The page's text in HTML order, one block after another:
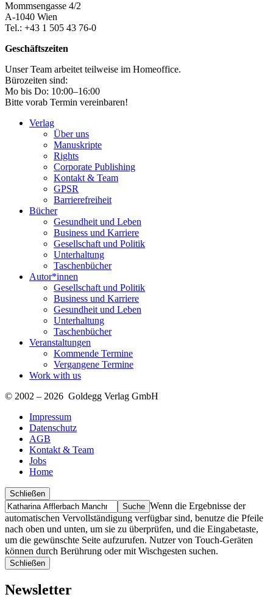
Mommsengasse 4/2
A-1040 Wien
Tel.: +43 1 505 43 76-0
Geschäftszeiten
Unser Team arbeitet teilweise im Homeoffice.
Bürozeiten sind:
Mo bis Do: 10:00–16:00
Bitte vorab Termin vereinbaren!
Verlag
Über uns
Manuskripte
Rights
Corporate Publishing
Kontakt & Team
GPSR
Barrierefreiheit
Bücher
Gesundheit und Leben
Business und Karriere
Gesellschaft und Politik
Unterhaltung
Taschenbücher
Autor*innen
Gesellschaft und Politik
Business und Karriere
Gesundheit und Leben
Unterhaltung
Taschenbücher
Veranstaltungen
Kommende Termine
Vergangene Termine
Work with us
© 2002 – 2026 Goldegg Verlag GmbH
Impressum
Datenschutz
AGB
Kontakt & Team
Jobs
Home
Schließen
Suche
Finde
…
Wenn die Ergebnisse der
automatischen Vervollständigung verfügbar sind, benutze die Pfeile
nach oben und unten, um sie zu überprüfen, und die Eingabetaste,
um die gewünschte Seite aufzurufen. Nutzer von Touch-Geräten
können durch Berührung oder mit Wischgesten suchen.
Schließen
Newsletter